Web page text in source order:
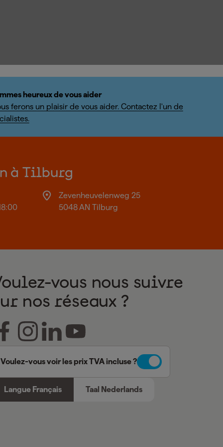
heureux de vous aider
ferons un plaisir de vous aider. Contactez l'un de
à Tilburg
Zevenheuvelenweg 25
5048 AN Tilburg
vous nous suivre
nos réseaux ?
Voulez-vous voir les prix TVA incluse ?
Langue Français Taal Nederlands